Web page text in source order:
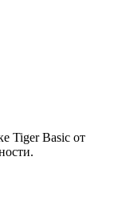
Tiger Basic от